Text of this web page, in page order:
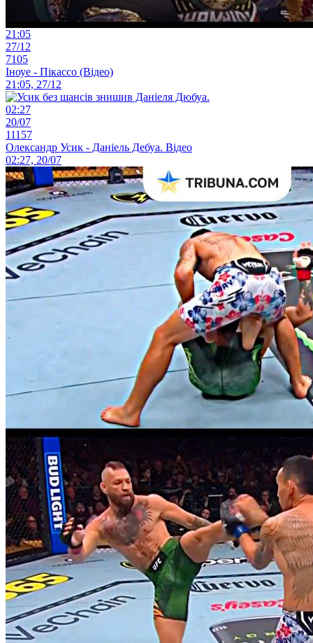
21:05
27/12
7105
Іноуе - Пікассо (Відео)
21:05, 27/12
02:27
20/07
11157
Олександр Усик - Даніель Дебуа. Відео
02:27, 20/07